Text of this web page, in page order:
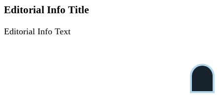
Editorial Info Title
Editorial Info Text